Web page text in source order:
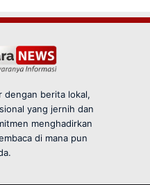
dengan berita lokal,
yang jernih dan
menghadirkan
di mana pun